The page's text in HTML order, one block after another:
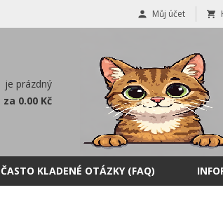
Můj účet
je prázdný
za 0.00 Kč
ČASTO KLADENÉ OTÁZKY (FAQ)